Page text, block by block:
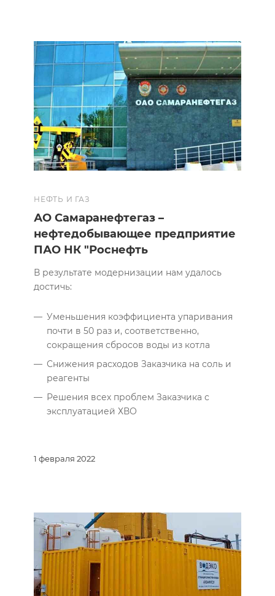
НЕФТЬ И ГАЗ
1 февраля 2022
АО Самаранефтегаз –
нефтедобывающее предприятие
ПАО НК "Роснефть
В результате модернизации нам удалось
достичь:
Уменьшения коэффициента упаривания
почти в 50 раз и, соответственно,
сокращения сбросов воды из котла
Снижения расходов Заказчика на соль и
реагенты
Решения всех проблем Заказчика с
эксплуатацией ХВО